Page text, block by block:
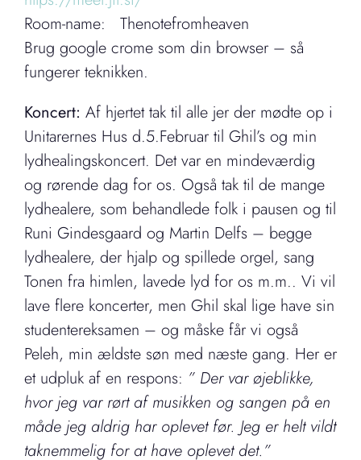
Room-name: Thenotefromheaven
Brug google crome som din browser – så
fungerer teknikken.
Koncert: Af hjertet tak til alle jer der mødte op i
Unitarernes Hus d.5.Februar til Ghil’s og min
lydhealingskoncert. Det var en mindeværdig
og rørende dag for os. Også tak til de mange
lydhealere, som behandlede folk i pausen og til
Runi Gindesgaard og Martin Delfs – begge
lydhealere, der hjalp og spillede orgel, sang
Tonen fra himlen, lavede lyd for os m.m.. Vi vil
lave flere koncerter, men Ghil skal lige have sin
studentereksamen – og måske får vi også
Peleh, min ældste søn med næste gang. Her er
et udpluk af en respons: ” Der var øjeblikke,
hvor jeg var rørt af musikken og sangen på en
måde jeg aldrig har oplevet før. Jeg er helt vildt
taknemmelig for at have oplevet det.”